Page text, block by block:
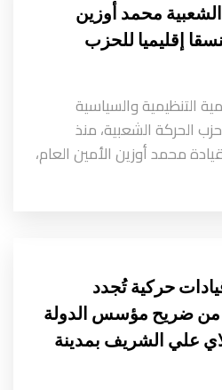
الشعبية محمد أوزين
إقليميا للحزب
التنظيمية والسياسية
الحركة الشعبية، منذ
محمد أوزين الأمين العام،
حركية تُجدد
من ضريح مؤسس الدولة
علي الشريف بمدينة